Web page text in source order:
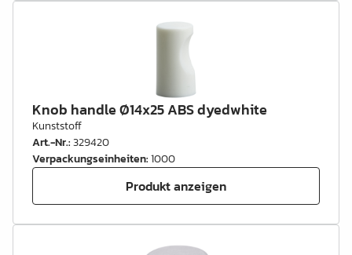
Knob handle Ø14x25 ABS dyedwhite
Kunststoff
Art.-Nr.:329420
Verpackungseinheiten:1000
Produkt anzeigen